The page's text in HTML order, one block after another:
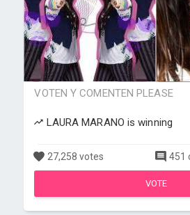
VOTEN Y COMENTEN PLEASE
LAURA MARANO is winning
27,258 votes 451
VOTE